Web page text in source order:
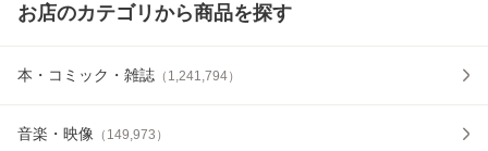
お店のカテゴリから商品を探す
本・コミック・雑誌 （ 1,241,794）
音楽・映像 （ 149,973 ）